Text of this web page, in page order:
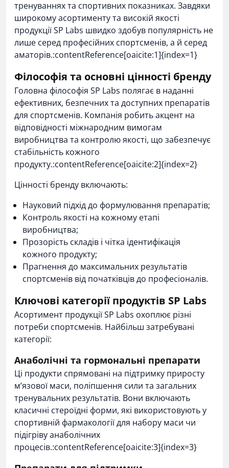
тренуваннях та спортивних показниках. Завдяки
широкому асортименту та високій якості
продукції SP Labs швидко здобув популярність не
лише серед професійних спортсменів, а й серед
аматорів.:contentReference[oaicite:1]{index=1}
Філософія та основні цінності бренду
Головна філософія SP Labs полягає в наданні
ефективних, безпечних та доступних препаратів
для спортсменів. Компанія робить акцент на
відповідності міжнародним вимогам
виробництва та контролю якості, що забезпечує
стабільність кожного
продукту.:contentReference[oaicite:2]{index=2}
Цінності бренду включають:
Науковий підхід до формулювання препаратів;
Контроль якості на кожному етапі
виробництва;
Прозорість складів і чітка ідентифікація
кожного продукту;
Прагнення до максимальних результатів
спортсменів від початківців до професіоналів.
Ключові категорії продуктів SP Labs
Асортимент продукції SP Labs охоплює різні
потреби спортсменів. Найбільш затребувані
категорії:
Анаболічні та гормональні препарати
Ці продукти спрямовані на підтримку приросту
м’язової маси, поліпшення сили та загальних
тренувальних результатів. Вони включають
класичні стероїдні форми, які використовують у
спортивній фармакології для набору маси чи
підігріву анаболічних
процесів.:contentReference[oaicite:3]{index=3}